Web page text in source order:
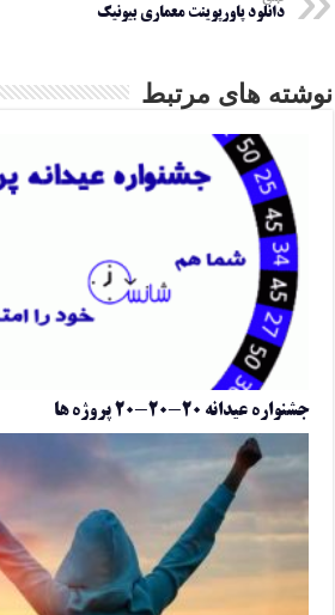
دانلود پاورپوینت معماری بیونیک
نوشته های مرتبط
جشنواره عیدانه ۲۰-۲۰-۲۰ پروژه ها